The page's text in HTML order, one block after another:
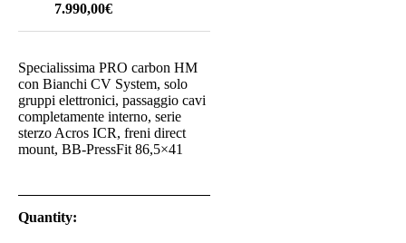
7.990,00€
Specialissima PRO carbon HM
con Bianchi CV System, solo
gruppi elettronici, passaggio cavi
completamente interno, serie
sterzo Acros ICR, freni direct
mount, BB-PressFit 86,5×41
Quantity: